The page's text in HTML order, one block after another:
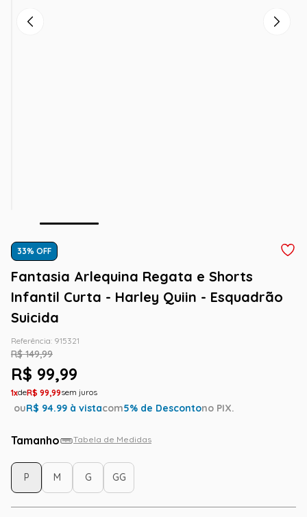
33% OFF
Fantasia Arlequina Regata e Shorts
Infantil Curta - Harley Quiin - Esquadrão
Suicida
Referência: 915321
R$ 149,99
R$ 99,99
1 R$ 99,99
ouR$ 94.99 à vistacom5% de Descontono PIX.
Tamanho Tabela de Medidas
P M G GG